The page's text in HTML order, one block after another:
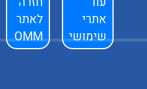
אתרי
שימושי
לאתר
OMM